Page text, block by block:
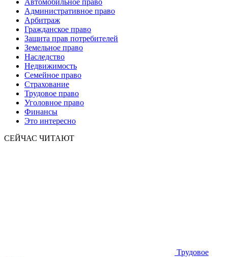
Автомобильное право
Административное право
Арбитраж
Гражданское право
Защита прав потребителей
Земельное право
Наследство
Недвижимость
Семейное право
Страхование
Трудовое право
Уголовное право
Финансы
Это интересно
СЕЙЧАС ЧИТАЮТ
Трудовое